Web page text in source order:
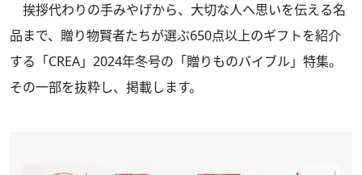
挨拶代わりの手みやげから、大切な人へ思いを伝える名
品まで、贈り物賢者たちが選ぶ650点以上のギフトを紹介
する 「CREA」2024年冬号の「贈りものバイブル」特集。
その一部を抜粋し、掲載します。